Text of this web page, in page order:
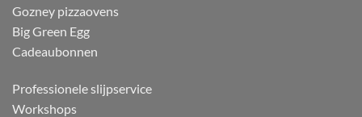
Gozney pizzaovens
Big Green Egg
Cadeaubonnen
Professionele slijpservice
Workshops